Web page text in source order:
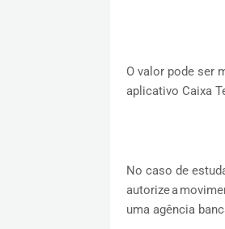
O valor pode ser
aplicativo Caixa
No caso de
autorize a
uma agência